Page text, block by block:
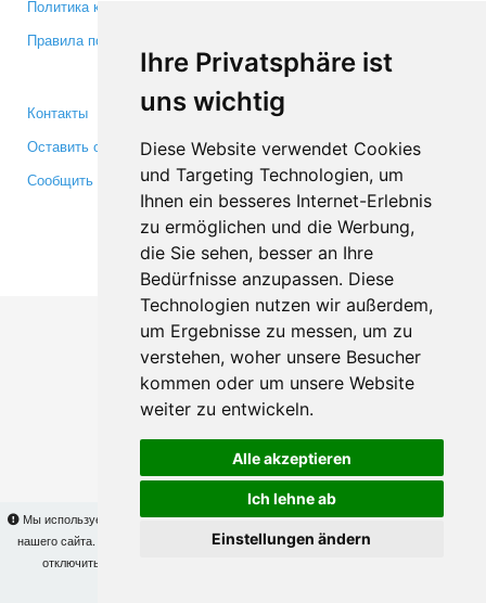
Ihre Privatsphäre ist
uns wichtig
Diese Website verwendet Cookies
und Targeting Technologien, um
Ihnen ein besseres Internet-Erlebnis
zu ermöglichen und die Werbung,
die Sie sehen, besser an Ihre
Bedürfnisse anzupassen. Diese
Technologien nutzen wir außerdem,
um Ergebnisse zu messen, um zu
verstehen, woher unsere Besucher
kommen oder um unsere Website
weiter zu entwickeln.
Alle akzeptieren
Ich lehne ab
Einstellungen ändern
Мы используем cookies для того, чтобы Вы могли использовать весь функционал
нашего сайта. На
Вы сможете узнать подробности и, при желании,
отключить использование cookies. Продолжая пользоваться сайтом, Вы
Политика конфиденциальности
Правила пользования
Медиа
Контакты
Оставить отзыв
Сообщить об ошибке
Facebook
Twitter
YouTube
Google+
Makis© Copyright 2026